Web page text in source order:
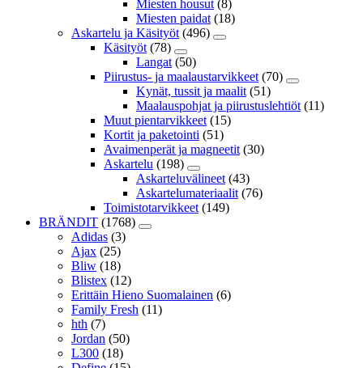
Miesten housut (8)
Miesten paidat (18)
Askartelu ja Käsityöt (496)
Käsityöt (78)
Langat (50)
Piirustus- ja maalaustarvikkeet (70)
Kynät, tussit ja maalit (51)
Maalauspohjat ja piirustuslehtiöt (11)
Muut pientarvikkeet (15)
Kortit ja paketointi (51)
Avaimenperät ja magneetit (30)
Askartelu (198)
Askarteluvälineet (43)
Askartelumateriaalit (76)
Toimistotarvikkeet (149)
BRÄNDIT (1768)
Adidas (3)
Ajax (25)
Bliw (18)
Blistex (12)
Erittäin Hieno Suomalainen (6)
Family Fresh (11)
hth (7)
Jordan (50)
L300 (18)